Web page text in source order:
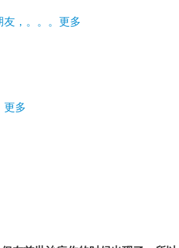
友，。。。更多
更多